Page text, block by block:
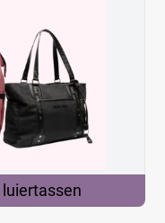
luiertassen